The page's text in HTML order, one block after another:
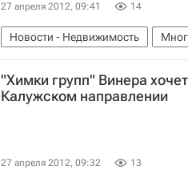
27 апреля 2012, 09:41 14
Новости - Недвижимость
Законодательство
Земельные
Обеспечение земельными
"Химки групп" Винера
Калужском направлении
27 апреля 2012, 09:32 13